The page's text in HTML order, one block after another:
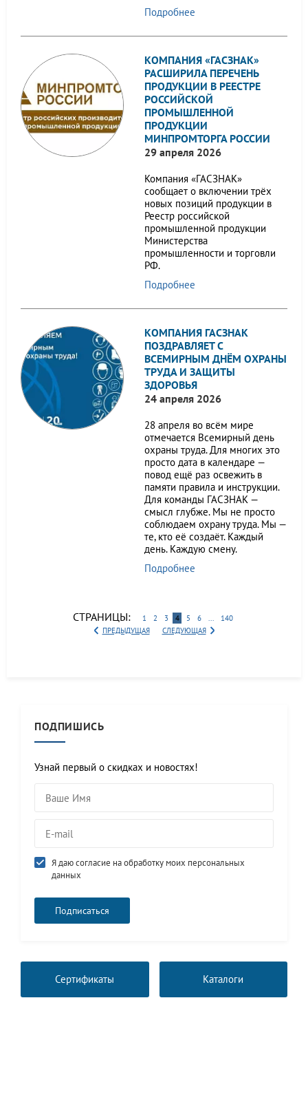
ПОДПИШИСЬ
Узнай первый о скидках и новостях!
Я даю согласие на обработку моих персональных
данных
Сертификаты Каталоги
Подробнее
КОМПАНИЯ «ГАСЗНАК»
РАСШИРИЛА ПЕРЕЧЕНЬ
ПРОДУКЦИИ В РЕЕСТРЕ
РОССИЙСКОЙ
ПРОМЫШЛЕННОЙ
ПРОДУКЦИИ
МИНПРОМТОРГА РОССИИ
29 апреля 2026
Компания «ГАСЗНАК»
сообщает о включении трёх
новых позиций продукции в
Реестр российской
промышленной продукции
Министерства
промышленности и торговли
РФ.
Подробнее
КОМПАНИЯ ГАСЗНАК
ПОЗДРАВЛЯЕТ С
ВСЕМИРНЫМ ДНЁМ ОХРАНЫ
ТРУДА И ЗАЩИТЫ
ЗДОРОВЬЯ
24 апреля 2026
28 апреля во всём мире
отмечается Всемирный день
охраны труда. Для многих это
просто дата в календаре —
повод ещё раз освежить в
памяти правила и инструкции.
Для команды ГАСЗНАК —
смысл глубже. Мы не просто
соблюдаем охрану труда. Мы —
те, кто её создаёт. Каждый
день. Каждую смену.
Подробнее
СТРАНИЦЫ: 1 2 3 4 5 6 ...
140
ПРЕДЫДУЩАЯ
СЛЕДУЮЩАЯ